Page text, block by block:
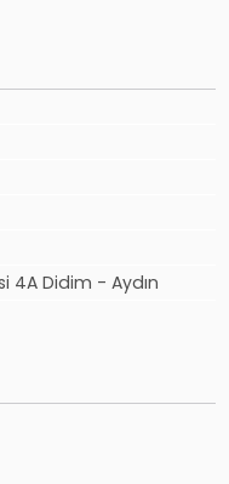
4A Didim - Aydın